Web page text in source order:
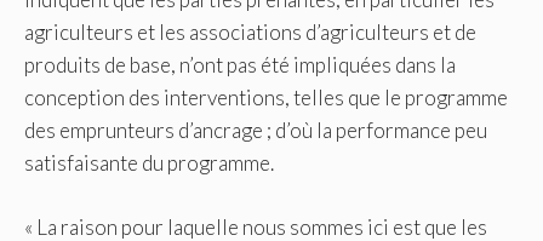
agriculteurs et les associations d’agriculteurs et de
produits de base, n’ont pas été impliquées dans la
conception des interventions, telles que le programme
des emprunteurs d’ancrage ; d’où la performance peu
satisfaisante du programme.
« La raison pour laquelle nous sommes ici est que les